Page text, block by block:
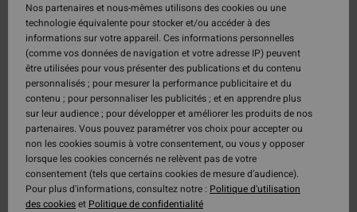
Nos partenaires et nous-mêmes utilisons des cookies ou une
technologie équivalente pour stocker et/ou accéder à des
informations sur votre appareil. Ces informations personnelles
(comme vos données de navigation et votre adresse IP) peuvent
être utilisées pour vous présenter des publications et du contenu
personnalisés ; pour mesurer la performance publicitaire et du
contenu ; pour personnaliser les publicités ; et en apprendre plus
sur leur audience ; pour développer et améliorer les produits de nos
partenaires. Vous pouvez paramétrer vos choix pour accepter ou
non les cookies soumis à votre consentement, ou vous y opposer
lorsque les cookies concernés ne relèvent pas de votre
consentement (tels que certains cookies de mesure d’audience).
Pour plus d'informations, consultez notre : Politique d'utilisation
des cookieset Politique de confidentialité